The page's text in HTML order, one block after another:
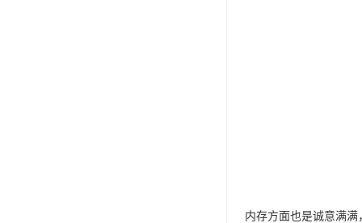
内存方面也是诚意满